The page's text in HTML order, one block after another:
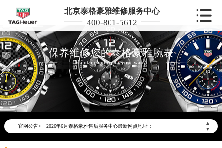
北京泰格豪雅维修服务中心
400-801-5612
保养维修您的泰格豪雅腕表
Maintain and repair your watch
官网公告>
▲
▼
2026年6月泰格豪雅北京市售后服务网络优化升级公告
2026年6月北京市泰格豪雅官方售后客户服务热线：400-801-5612
2026年6月泰格豪雅售后服务中心最新网点地址：
北京市东城区东长安街1号东方广场写字楼W3座6层602室（需提前预约）